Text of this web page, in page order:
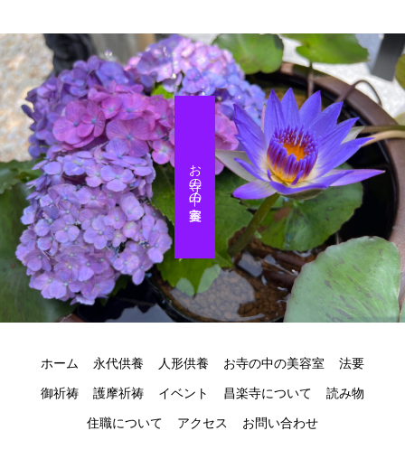
お寺の中の美容室
ホーム 永代供養 人形供養 お寺の中の美容室 法要
御祈祷 護摩祈祷 イベント 昌楽寺について 読み物
住職について アクセス お問い合わせ